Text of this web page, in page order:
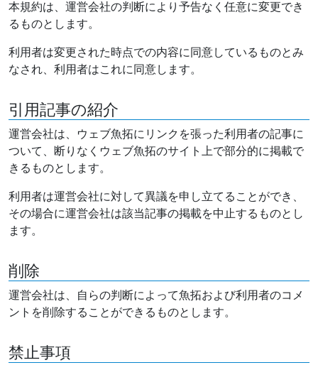
本規約は、運営会社の判断により予告なく任意に変更でき
るものとします。
利用者は変更された時点での内容に同意しているものとみ
なされ、利用者はこれに同意します。
引用記事の紹介
運営会社は、ウェブ魚拓にリンクを張った利用者の記事に
ついて、断りなくウェブ魚拓のサイト上で部分的に掲載で
きるものとします。
利用者は運営会社に対して異議を申し立てることができ、
その場合に運営会社は該当記事の掲載を中止するものとし
ます。
削除
運営会社は、自らの判断によって魚拓および利用者のコメ
ントを削除することができるものとします。
禁止事項